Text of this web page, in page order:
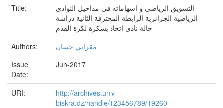
Title:
التسويق الرياضي و اسهاماته في مداخيل النوادي
الرياضية الجزائرية الرابطة المحترفة الثانية دراسة
حالة نادي اتحاد بسكرة لكرة القدم
Authors:
مقراني حسان
Issue
Date:
Jun-2017
URI:
http://archives.univ-
biskra.dz/handle/123456789/19260